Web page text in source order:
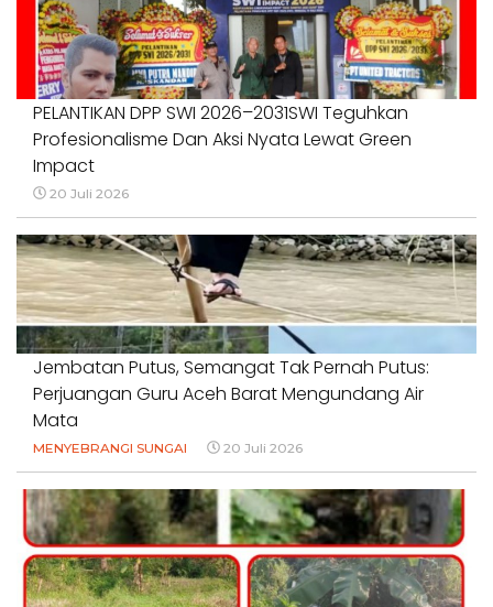
PELANTIKAN DPP SWI 2026–2031SWI Teguhkan
Profesionalisme Dan Aksi Nyata Lewat Green
Impact
20 Juli 2026
Jembatan Putus, Semangat Tak Pernah Putus:
Perjuangan Guru Aceh Barat Mengundang Air
Mata
MENYEBRANGI SUNGAI 20 Juli 2026